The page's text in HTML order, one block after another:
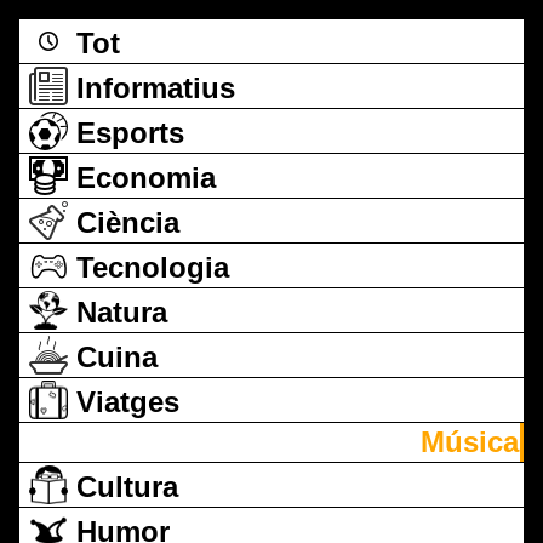
Tot
Informatius
Esports
Economia
Ciència
Tecnologia
Natura
Cuina
Viatges
Música
Cultura
Humor